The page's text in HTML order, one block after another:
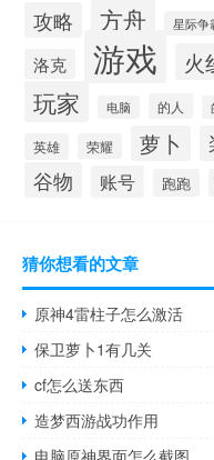
攻略 方舟 星际争
洛克 游戏 火
玩家 电脑 的人
英雄 荣耀 萝卜
谷物 账号 跑跑
猜你想看的文章
原神4雷柱子怎么激活
保卫萝卜1有几关
cf怎么送东西
造梦西游战功作用
电脑原神界面怎么截图